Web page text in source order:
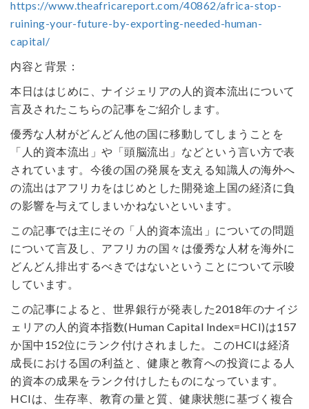
https://www.theafricareport.com/40862/africa-stop-
ruining-your-future-by-exporting-needed-human-
capital/
内容と背景：
本日ははじめに、ナイジェリアの人的資本流出について
言及されたこちらの記事をご紹介します。
優秀な人材がどんどん他の国に移動してしまうことを
「人的資本流出」や「頭脳流出」などという言い方で表
されています。今後の国の発展を支える知識人の海外へ
の流出はアフリカをはじめとした開発途上国の経済に負
の影響を与えてしまいかねないといいます。
この記事では主にその「人的資本流出」についての問題
について言及し、アフリカの国々は優秀な人材を海外に
どんどん排出するべきではないということについて示唆
しています。
この記事によると、世界銀行が発表した2018年のナイジ
ェリアの人的資本指数(Human Capital Index=HCI)は157
か国中152位にランク付けされました。このHCIは経済
成長における国の利益と、健康と教育への投資による人
的資本の成果をランク付けしたものになっています。
HCIは、生存率、教育の量と質、健康状態に基づく複合